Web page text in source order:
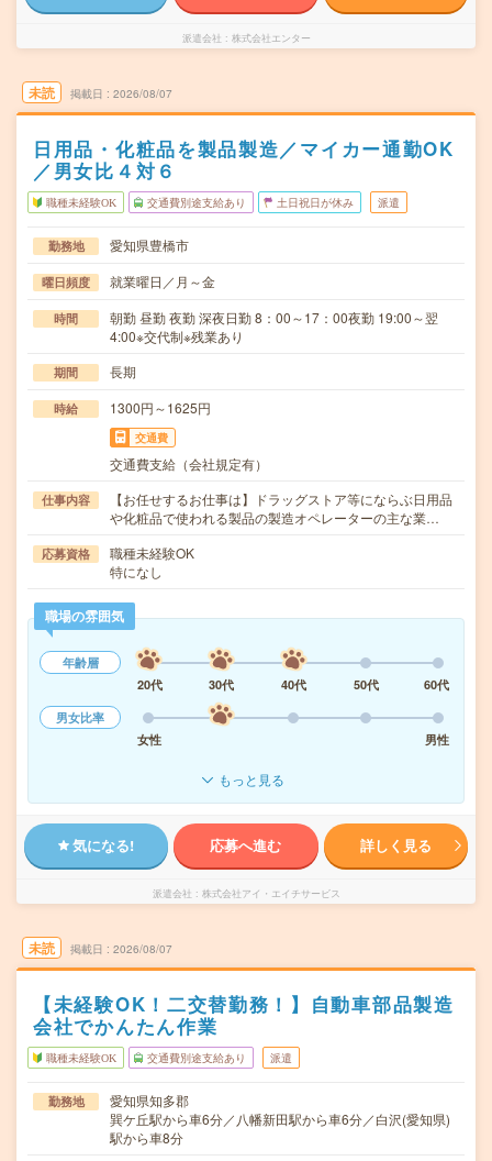
派遣会社 株式会社エンター
未読 掲載日 2026/08/07
日用品・化粧品を製品製造／マイカー通勤OK
／男女比４対６
職種未経験OK 交通費別途支給あり 土日祝日が休み 派遣
勤務地 愛知県豊橋市
曜日頻度 就業曜日／月～金
時間
朝勤 昼勤 夜勤 深夜日勤 8：00～17：00夜勤 19:00～翌
4:00※交代制※残業あり
期間 長期
時給 1300円～1625円
交通費
交通費支給（会社規定有）
仕事内容
【お任せするお仕事は】ドラッグストア等にならぶ日用品
や化粧品で使われる製品の製造オペレーターの主な業…
応募資格
職種未経験OK
特になし
職場の雰囲気
年齢層
20代
30代 40代 50代
60代
男女比率
女性
男性
もっと見る
気になる! 応募へ進む 詳しく見る
派遣会社 株式会社アイ・エイチサービス
未読 掲載日 2026/08/07
【未経験OK！二交替勤務！】自動車部品製造
会社でかんたん作業
職種未経験OK 交通費別途支給あり 派遣
勤務地
愛知県知多郡
巽ケ丘駅から車6分／八幡新田駅から車6分／白沢(愛知県)
駅から車8分